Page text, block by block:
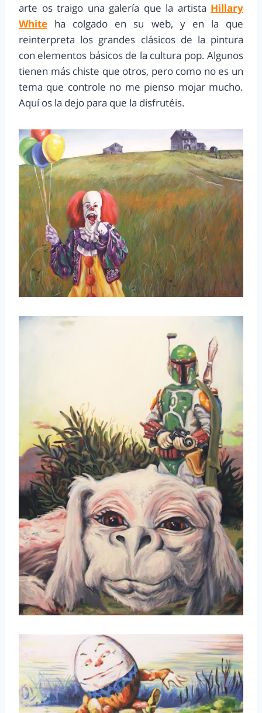
arte os traigo una galería que la artista Hillary
White ha colgado en su web, y en la que
reinterpreta los grandes clásicos de la pintura
con elementos básicos de la cultura pop. Algunos
tienen más chiste que otros, pero como no es un
tema que controle no me pienso mojar mucho.
Aquí os la dejo para que la disfrutéis.